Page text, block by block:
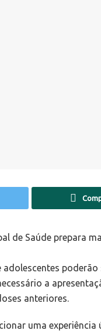
de Saúde prepara
poderão
a
anteriores.
uma experiência